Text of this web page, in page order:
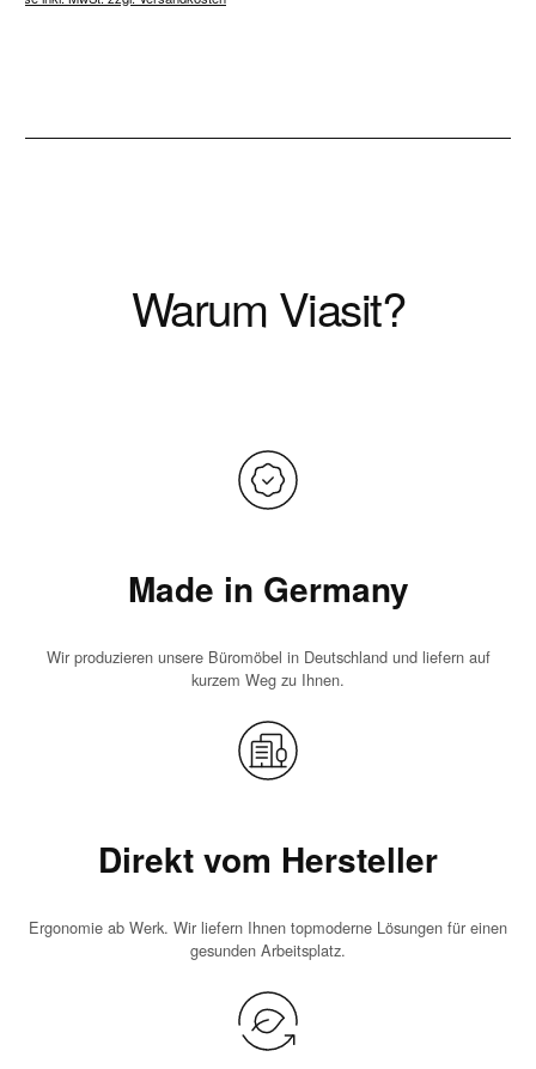
Warum Viasit?
Made in Germany
Wir produzieren unsere Büromöbel in Deutschland und liefern auf
kurzem Weg zu Ihnen.
Direkt vom Hersteller
Ergonomie ab Werk. Wir liefern Ihnen topmoderne Lösungen für einen
gesunden Arbeitsplatz.